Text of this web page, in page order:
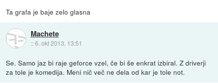
Ta grafa je baje zelo glasna
Machete
::6. okt 2013, 13:51
Se. Samo jaz bi raje geforce vzel, če bi še enkrat izbiral. Z driverji
za tole je komedija. Meni nič več ne dela od kar je tole not.